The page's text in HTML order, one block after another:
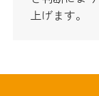
上げます。